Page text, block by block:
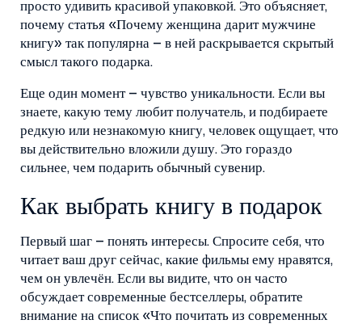
просто удивить красивой упаковкой. Это объясняет,
почему статья «Почему женщина дарит мужчине
книгу» так популярна – в ней раскрывается скрытый
смысл такого подарка.
Еще один момент – чувство уникальности. Если вы
знаете, какую тему любит получатель, и подбираете
редкую или незнакомую книгу, человек ощущает, что
вы действительно вложили душу. Это гораздо
сильнее, чем подарить обычный сувенир.
Как выбрать книгу в подарок
Первый шаг – понять интересы. Спросите себя, что
читает ваш друг сейчас, какие фильмы ему нравятся,
чем он увлечён. Если вы видите, что он часто
обсуждает современные бестселлеры, обратите
внимание на список «Что почитать из современных